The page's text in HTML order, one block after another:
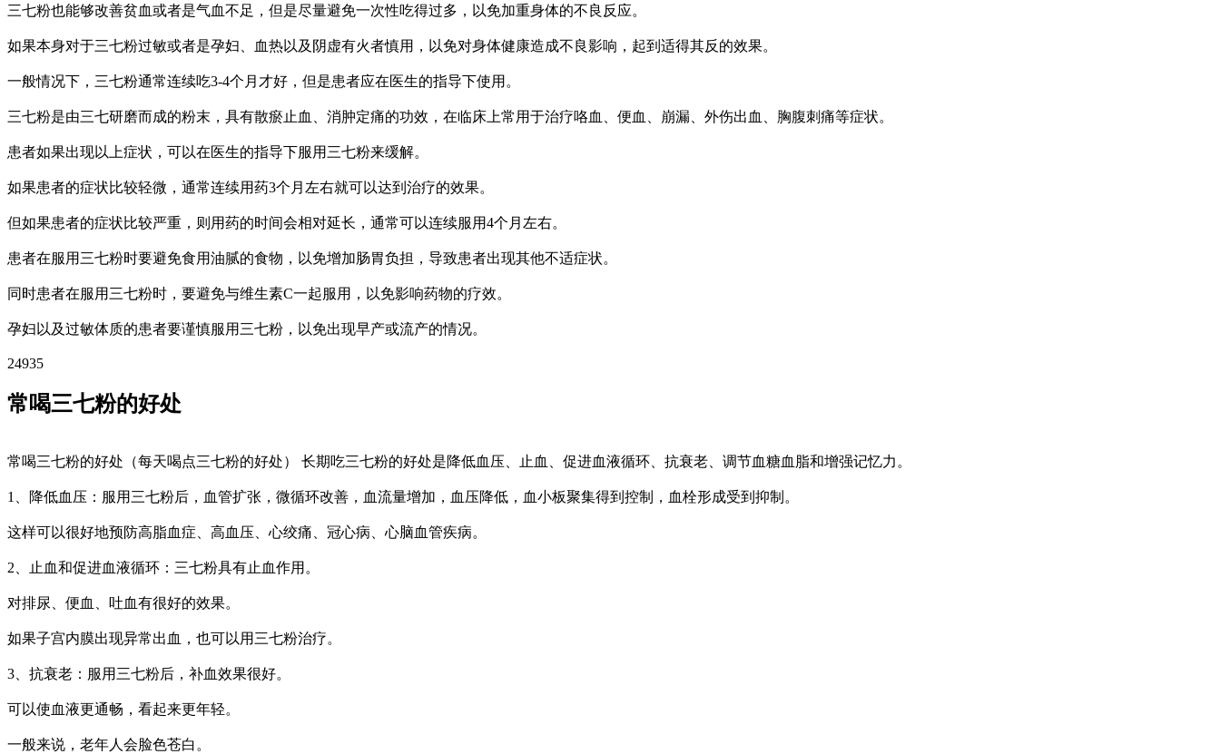
三七粉也能够改善贫血或者是气血不足，但是尽量避免一次性吃得过多，以免加重身体的不良反应。
如果本身对于三七粉过敏或者是孕妇、血热以及阴虚有火者慎用，以免对身体健康造成不良影响，起到适得其反的效果。
一般情况下，三七粉通常连续吃3-4个月才好，但是患者应在医生的指导下使用。
三七粉是由三七研磨而成的粉末，具有散瘀止血、消肿定痛的功效，在临床上常用于治疗咯血、便血、崩漏、外伤出血、胸腹刺痛等症状。
患者如果出现以上症状，可以在医生的指导下服用三七粉来缓解。
如果患者的症状比较轻微，通常连续用药3个月左右就可以达到治疗的效果。
但如果患者的症状比较严重，则用药的时间会相对延长，通常可以连续服用4个月左右。
患者在服用三七粉时要避免食用油腻的食物，以免增加肠胃负担，导致患者出现其他不适症状。
同时患者在服用三七粉时，要避免与维生素C一起服用，以免影响药物的疗效。
孕妇以及过敏体质的患者要谨慎服用三七粉，以免出现早产或流产的情况。
24935
常喝三七粉的好处
常喝三七粉的好处（每天喝点三七粉的好处） 长期吃三七粉的好处是降低血压、止血、促进血液循环、抗衰老、调节血糖血脂和增强记忆力。
1、降低血压：服用三七粉后，血管扩张，微循环改善，血流量增加，血压降低，血小板聚集得到控制，血栓形成受到抑制。
这样可以很好地预防高脂血症、高血压、心绞痛、冠心病、心脑血管疾病。
2、止血和促进血液循环：三七粉具有止血作用。
对排尿、便血、吐血有很好的效果。
如果子宫内膜出现异常出血，也可以用三七粉治疗。
3、抗衰老：服用三七粉后，补血效果很好。
可以使血液更通畅，看起来更年轻。
一般来说，老年人会脸色苍白。